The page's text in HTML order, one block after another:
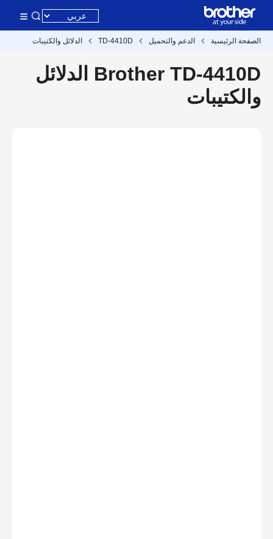
الصفحة الرئيسية الدعم والتحميل TD-4410D الدلائل والكتيبات
Brother TD-4410D الدلائل
والكتيبات